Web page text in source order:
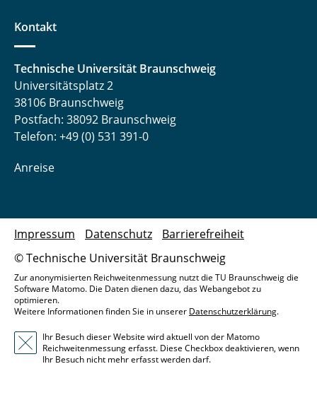
Kontakt
Technische Universität Braunschweig
Universitätsplatz 2
38106 Braunschweig
Postfach: 38092 Braunschweig
Telefon: +49 (0) 531 391-0
Anreise
© Technische Universität Braunschweig
Impressum Datenschutz Barrierefreiheit
Zur anonymisierten Reichweitenmessung nutzt die TU Braunschweig die
Software Matomo. Die Daten dienen dazu, das Webangebot zu
optimieren.
Weitere Informationen finden Sie in unserer Datenschutzerklärung.
Ihr Besuch dieser Website wird aktuell von der Matomo
Reichweitenmessung erfasst. Diese Checkbox deaktivieren, wenn
Ihr Besuch nicht mehr erfasst werden darf.